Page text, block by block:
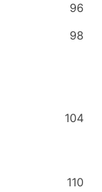
96
98
104
110